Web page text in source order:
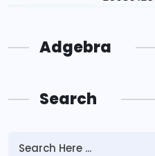
Adgebra
Search